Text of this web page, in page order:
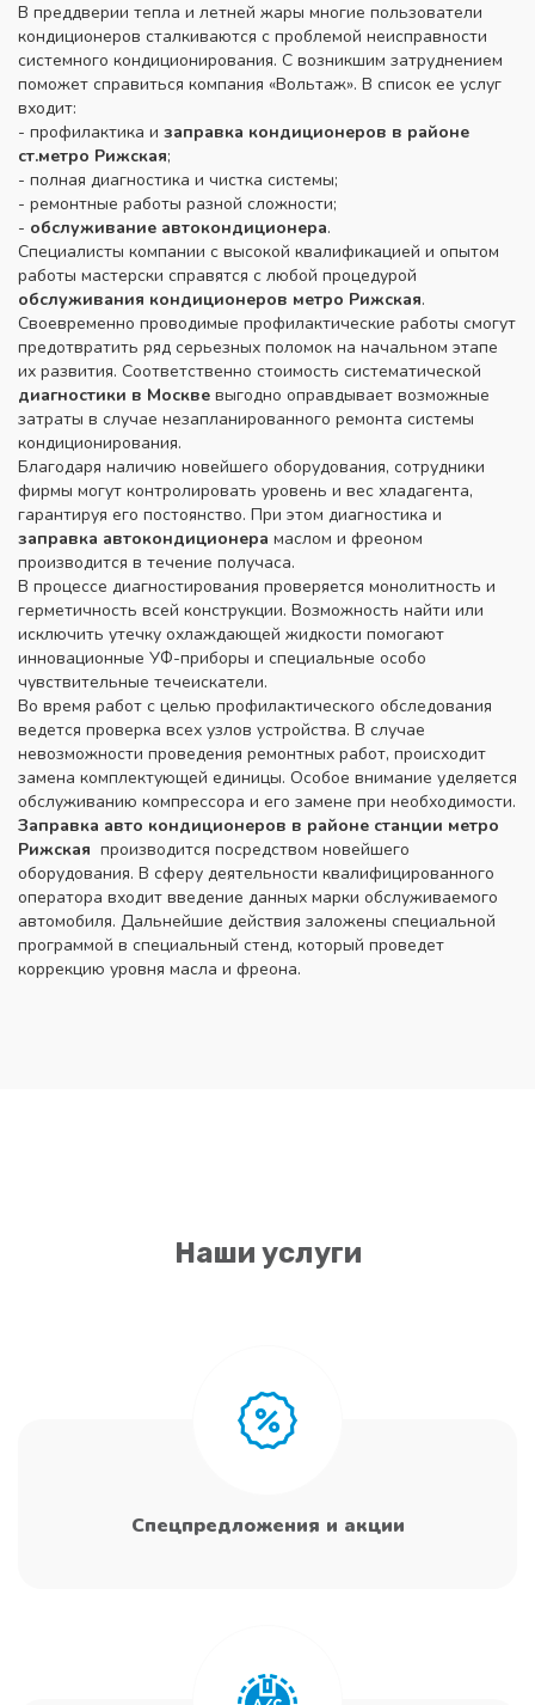
В преддверии тепла и летней жары многие пользователи
кондиционеров сталкиваются с проблемой неисправности
системного кондиционирования. С возникшим затруднением
поможет справиться компания «Вольтаж». В список ее услуг
входит:
- профилактика и заправка кондиционеров в районе
ст.метро Рижская;
- полная диагностика и чистка системы;
- ремонтные работы разной сложности;
- обслуживание автокондиционера.
Специалисты компании с высокой квалификацией и опытом
работы мастерски справятся с любой процедурой
обслуживания кондиционеров метро Рижская.
Своевременно проводимые профилактические работы смогут
предотвратить ряд серьезных поломок на начальном этапе
их развития. Соответственно стоимость систематической
диагностики в Москве выгодно оправдывает возможные
затраты в случае незапланированного ремонта системы
кондиционирования.
Благодаря наличию новейшего оборудования, сотрудники
фирмы могут контролировать уровень и вес хладагента,
гарантируя его постоянство. При этом диагностика и
заправка автокондиционера маслом и фреоном
производится в течение получаса.
В процессе диагностирования проверяется монолитность и
герметичность всей конструкции. Возможность найти или
исключить утечку охлаждающей жидкости помогают
инновационные УФ-приборы и специальные особо
чувствительные течеискатели.
Во время работ с целью профилактического обследования
ведется проверка всех узлов устройства. В случае
невозможности проведения ремонтных работ, происходит
замена комплектующей единицы. Особое внимание уделяется
обслуживанию компрессора и его замене при необходимости.
Заправка авто кондиционеров в районе станции метро
Рижская производится посредством новейшего
оборудования. В сферу деятельности квалифицированного
оператора входит введение данных марки обслуживаемого
автомобиля. Дальнейшие действия заложены специальной
программой в специальный стенд, который проведет
коррекцию уровня масла и фреона.
Наши услуги
Спецпредложения и акции